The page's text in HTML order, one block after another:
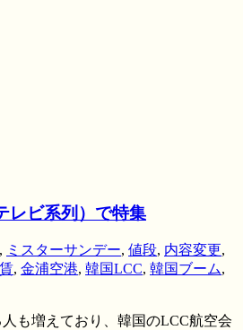
レビ系列）で特集
, ミスターサンデー, 値段, 内容変更,
, 金浦空港, 韓国LCC, 韓国ブーム,
も増えており、韓国のLCC航空会